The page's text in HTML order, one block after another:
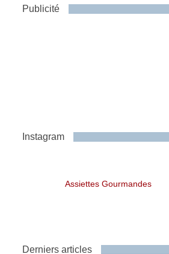
Publicité
Instagram
Assiettes Gourmandes
Derniers articles